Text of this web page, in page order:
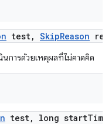
test, SkipReason
นการด้วยเหตุผลที่ไม่คาดคิด
test, long start